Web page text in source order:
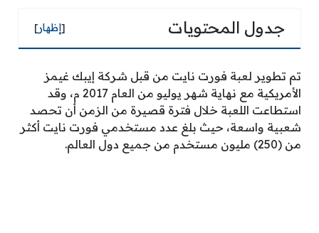
جدول المحتويات [إظهار]
تم تطوير لعبة فورت نايت من قبل شركة إيبك غيمز
الأمريكية مع نهاية شهر يوليو من العام 2017 م، وقد
استطاعت اللعبة خلال فترة قصيرة من الزمن أن تحصد
شعبية واسعة، حيث بلغ عدد مستخدمي فورت نايت أكثر
من (250) مليون مستخدم من جميع دول العالم.